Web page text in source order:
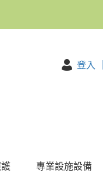
登入 ｜
專業設施設備